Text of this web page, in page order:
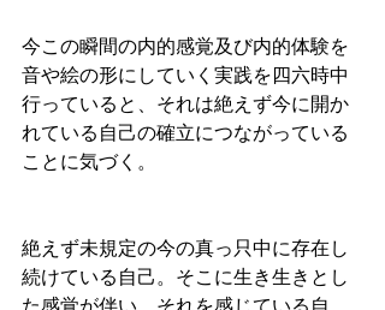
今この瞬間の内的感覚及び内的体験を
音や絵の形にしていく実践を四六時中
行っていると、それは絶えず今に開か
れている自己の確立につながっている
ことに気づく。
絶えず未規定の今の真っ只中に存在し
続けている自己。そこに生き生きとし
た感覚が伴い、それを感じている自